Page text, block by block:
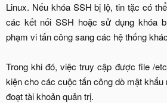
Linux. Nếu khóa SSH bị lộ, tin tặc có
các kết nối SSH hoặc sử dụng khóa
phạm vi tấn công sang các hệ thống
Trong khi đó, việc truy cập được file /
kiện cho các cuộc tấn công dò mật khẩu
đoạt tài khoản quản trị.​